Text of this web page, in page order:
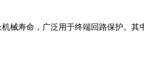
械寿命，广泛用于终端回路保护。